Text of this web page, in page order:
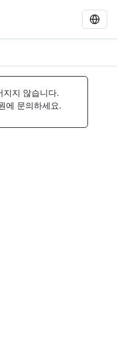
지지 않습니다.
에 문의하세요.